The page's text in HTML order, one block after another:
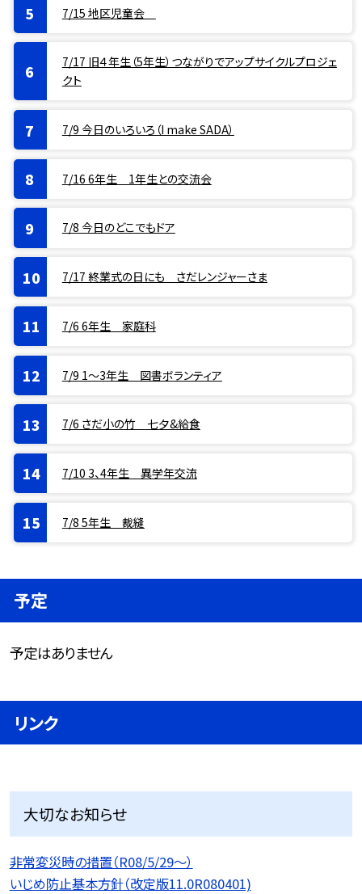
7/15 地区児童会
7/17 旧４年生（5年生）つながりでアップサイクルプロジェ
クト
7/9 今日のいろいろ（I make SADA）
7/16 6年生 1年生との交流会
7/8 今日のどこでもドア
7/17 終業式の日にも さだレンジャーさま
7/6 6年生 家庭科
7/9 1〜3年生 図書ボランティア
7/6 さだ小の竹 七夕&給食
7/10 3、4年生 異学年交流
7/8 5年生 裁縫
予定
予定はありません
リンク
大切なお知らせ
非常変災時の措置（R08/5/29〜）
いじめ防止基本方針（改定版11.0R080401)